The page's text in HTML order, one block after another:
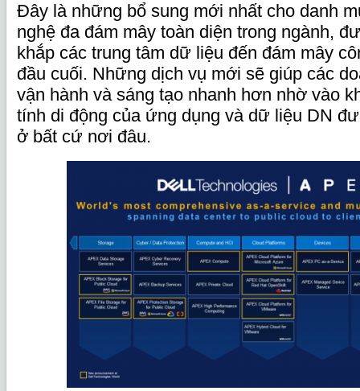
Đây là những bổ sung mới nhất cho danh
nghệ đa đám mây toàn diện trong ngành,
khắp các trung tâm dữ liệu đến đám mây
đầu cuối. Những dịch vụ mới sẽ giúp các
vận hành và sáng tạo nhanh hơn nhờ vào
tính di động của ứng dụng và dữ liệu DN
ở bất cứ nơi đâu.